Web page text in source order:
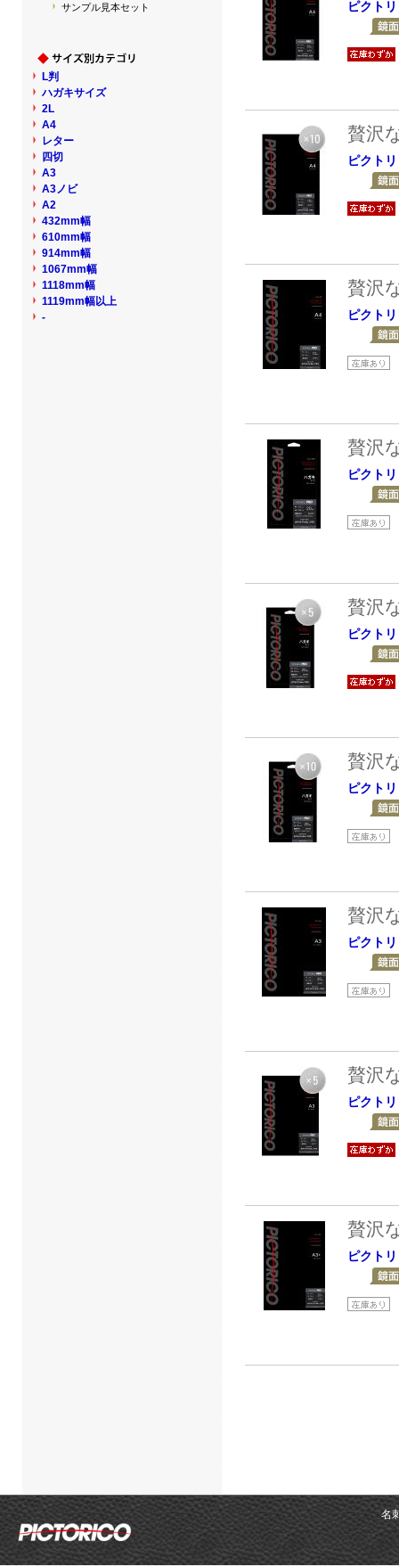
ピクト
贅沢
ピクト
贅沢
ピクト
贅沢
ピクト
贅沢
ピクト
贅沢
ピクト
贅沢
ピクト
贅沢
ピクト
贅沢
ピクト
サンプル見本セット
L判
ハガキサイズ
2L
A4
レター
四切
A3
A3ノビ
A2
432mm幅
610mm幅
914mm幅
1067mm幅
1118mm幅
1119mm幅以上
-
名